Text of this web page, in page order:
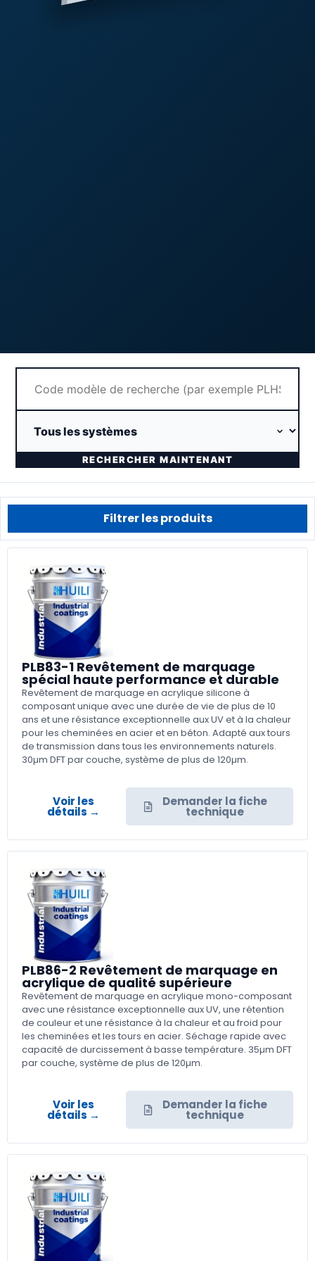
RECHERCHER MAINTENANT
Filtrer les produits
PLB83-1 Revêtement de marquage
spécial haute performance et durable
Revêtement de marquage en acrylique silicone à
composant unique avec une durée de vie de plus de 10
ans et une résistance exceptionnelle aux UV et à la chaleur
pour les cheminées en acier et en béton. Adapté aux tours
de transmission dans tous les environnements naturels.
30µm DFT par couche, système de plus de 120µm.
Voir les
détails →
Demander la fiche
technique
PLB86-2 Revêtement de marquage en
acrylique de qualité supérieure
Revêtement de marquage en acrylique mono-composant
avec une résistance exceptionnelle aux UV, une rétention
de couleur et une résistance à la chaleur et au froid pour
les cheminées et les tours en acier. Séchage rapide avec
capacité de durcissement à basse température. 35µm DFT
par couche, système de plus de 120µm.
Voir les
détails →
Demander la fiche
technique